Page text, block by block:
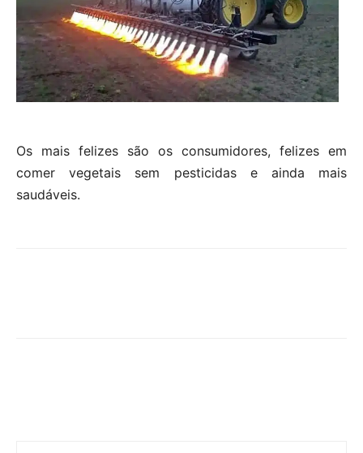
Os mais felizes são os consumidores, felizes em
comer vegetais sem pesticidas e ainda mais
saudáveis.